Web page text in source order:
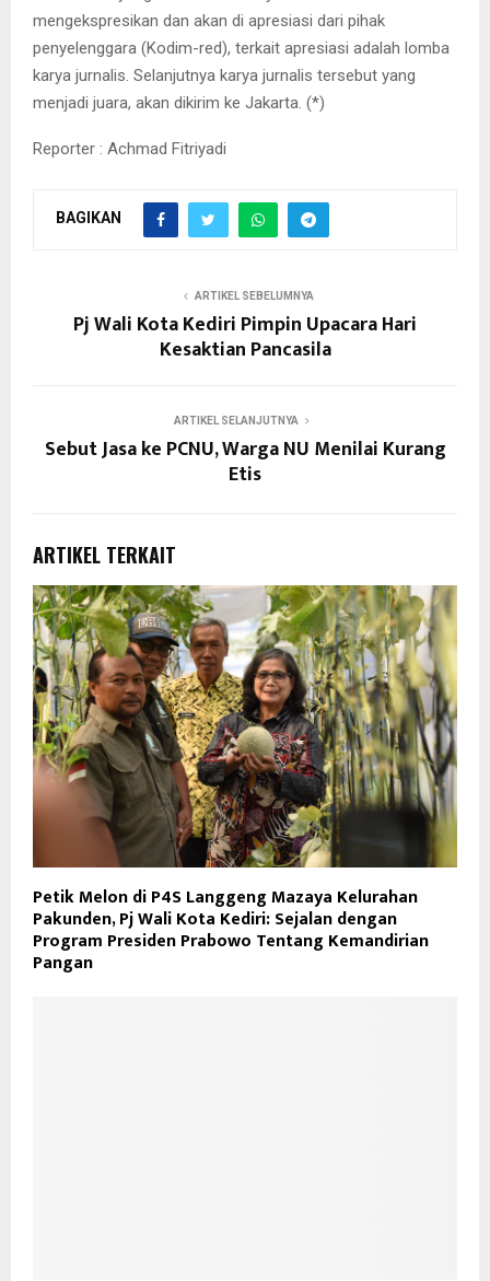
mengekspresikan dan akan di apresiasi dari pihak
penyelenggara (Kodim-red), terkait apresiasi adalah lomba
karya jurnalis. Selanjutnya karya jurnalis tersebut yang
menjadi juara, akan dikirim ke Jakarta. (*)
Reporter : Achmad Fitriyadi
BAGIKAN
ARTIKEL SEBELUMNYA
Pj Wali Kota Kediri Pimpin Upacara Hari
Kesaktian Pancasila
ARTIKEL SELANJUTNYA
Sebut Jasa ke PCNU, Warga NU Menilai Kurang
Etis
ARTIKEL TERKAIT
Petik Melon di P4S Langgeng Mazaya Kelurahan
Pakunden, Pj Wali Kota Kediri: Sejalan dengan
Program Presiden Prabowo Tentang Kemandirian
Pangan